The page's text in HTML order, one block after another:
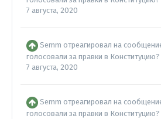
7 августа, 2020
Semm отреагировал на
голосовали за правки в Конституцию?
7 августа, 2020
Semm отреагировал на
голосовали за правки в Конституцию?